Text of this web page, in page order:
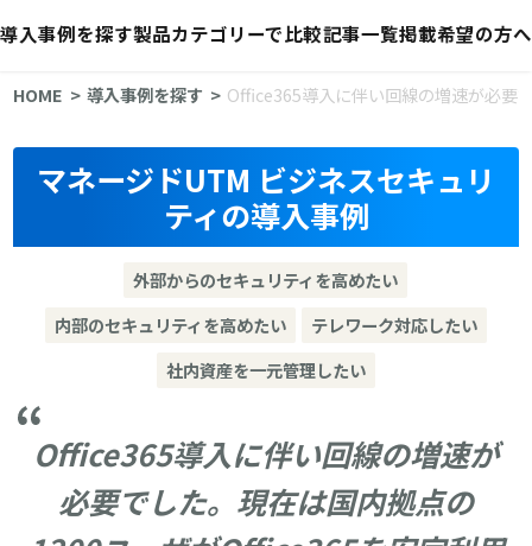
導入事例を探す製品カテゴリーで比較記事一覧掲載希望の方へ
HOME 導入事例を探す Office365導入に伴い回線の増速が必要
マネージドUTM ビジネスセキュリ
ティの導入事例
外部からのセキュリティを高めたい
内部のセキュリティを高めたい
テレワーク対応したい
社内資産を一元管理したい
Office365導入に伴い回線の増速が
必要でした。現在は国内拠点の